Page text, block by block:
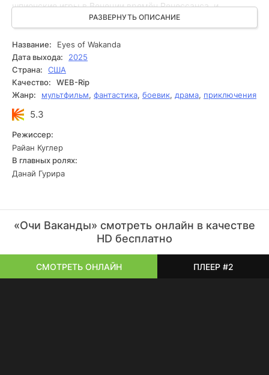
шпионские игры в Венеции времён Ренессанса, и
сражения с нацистами во Вторую мировую. Каждый
герой сталкивается не только с врагами, но и с выбором,
который может изменить всё. Сериал показывает, что
сила — это не только технология или оружие, но и то, за
что ты готов стоять.
РАЗВЕРНУТЬ ОПИСАНИЕ
Название:
Eyes of Wakanda
Дата выхода:
2025
Страна:
США
Качество:
WEB-Rip
Жанр:
мультфильм, фантастика, боевик, драма, приключения
5.3
Режиссер:
Райан Куглер
В главных ролях:
Данай Гурира
«Очи Ваканды» смотреть онлайн в качестве
HD бесплатно
СМОТРЕТЬ ОНЛАЙН ПЛЕЕР #2